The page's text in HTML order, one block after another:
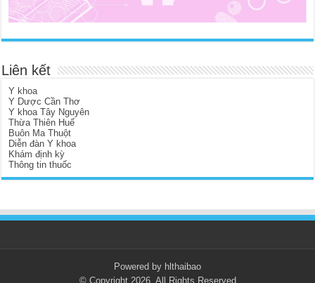
Liên kết
Y khoa
Y Dược Cần Thơ
Y khoa Tây Nguyên
Thừa Thiên Huế
Buôn Ma Thuột
Diễn đàn Y khoa
Khám định kỳ
Thông tin thuốc
Powered by hlthaibao
© Copyright 2026, All Rights Reserved